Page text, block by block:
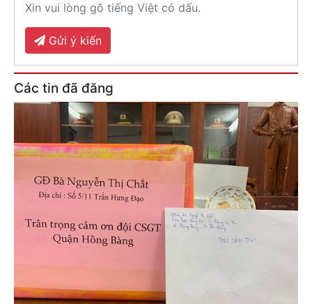
Xin vui lòng gõ tiếng Việt có dấu.
Gửi ý kiến
Các tin đã đăng